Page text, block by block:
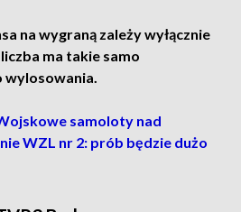
na wygraną zależy wyłącznie
ma takie samo
samoloty nad
WZL nr 2: prób będzie dużo